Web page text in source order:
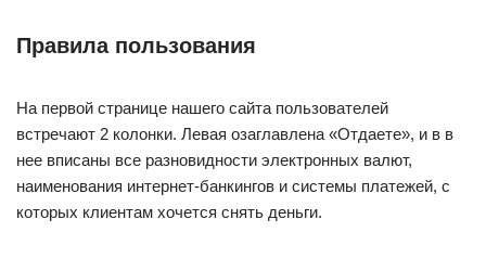
Правила пользования
На первой странице нашего сайта пользователей
встречают 2 колонки. Левая озаглавлена «Отдаете», и в в
нее вписаны все разновидности электронных валют,
наименования интернет-банкингов и системы платежей, с
которых клиентам хочется снять деньги.